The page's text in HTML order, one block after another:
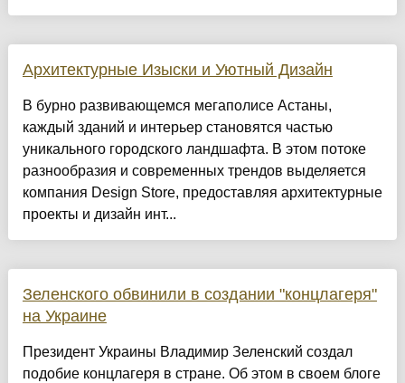
Архитектурные Изыски и Уютный Дизайн
​В бурно развивающемся мегаполисе Астаны,
каждый зданий и интерьер становятся частью
уникального городского ландшафта. В этом потоке
разнообразия и современных трендов выделяется
компания Design Store, предоставляя архитектурные
проекты и дизайн инт...
Зеленского обвинили в создании "концлагеря"
на Украине
Президент Украины Владимир Зеленский создал
подобие концлагеря в стране. Об этом в своем блоге